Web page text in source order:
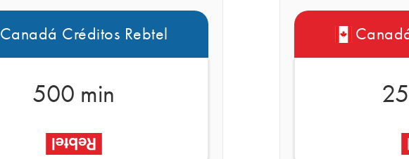
Canadá Créditos Rebtel
500 min